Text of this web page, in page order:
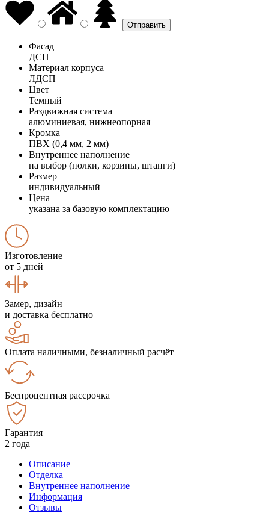
Фасад
ДСП
Материал корпуса
ЛДСП
Цвет
Темный
Раздвижная система
алюминиевая, нижнеопорная
Кромка
ПВХ (0,4 мм, 2 мм)
Внутреннее наполнение
на выбор (полки, корзины, штанги)
Размер
индивидуальный
Цена
указана за базовую комплектацию
Изготовление
от 5 дней
Замер, дизайн
и доставка бесплатно
Оплата наличными, безналичный расчёт
Беспроцентная рассрочка
Гарантия
2 года
Описание
Отделка
Внутреннее наполнение
Информация
Отзывы